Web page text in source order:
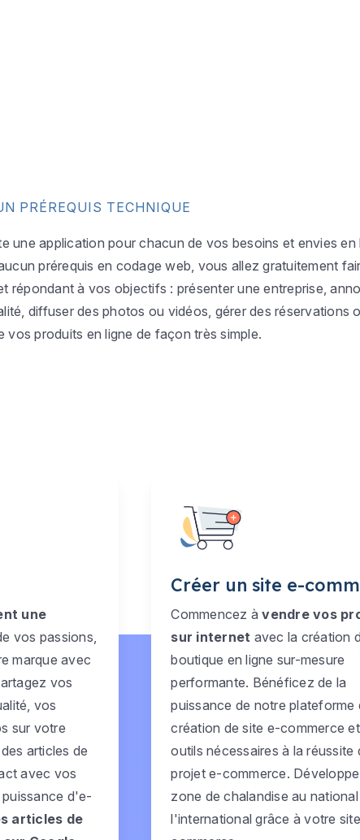
PRÉREQUIS TECHNIQUE
une application pour chacun de vos besoins et envies en
prérequis en codage web, vous allez gratuitement
répondant à vos objectifs : présenter une entreprise,
diffuser des photos ou vidéos, gérer des réservations
vos produits en ligne de façon très simple.
une
vos passions,
marque avec
vos
vos
sur votre
articles de
avec vos
d'e-
articles de
Créer un site e-
Commencez àvendre vos
sur internet avec la création
boutique en ligne sur-mesure
performante. Bénéficez de la
puissance de notre plateforme
création de site e-commerce
outils nécessaires à la réussite
projet e-commerce.
zone de chalandise au
l'international grâce à votre